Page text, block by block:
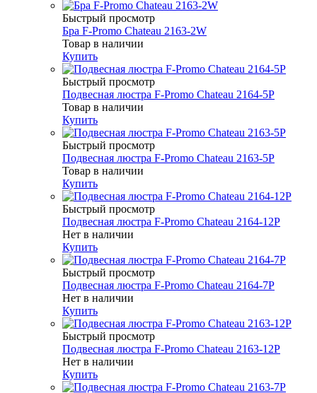
Быстрый просмотр
Бра F-Promo Chateau 2163-2W
Товар в наличии
Купить
Быстрый просмотр
Подвесная люстра F-Promo Chateau 2164-5P
Товар в наличии
Купить
Быстрый просмотр
Подвесная люстра F-Promo Chateau 2163-5P
Товар в наличии
Купить
Быстрый просмотр
Подвесная люстра F-Promo Chateau 2164-12P
Нет в наличии
Купить
Быстрый просмотр
Подвесная люстра F-Promo Chateau 2164-7P
Нет в наличии
Купить
Быстрый просмотр
Подвесная люстра F-Promo Chateau 2163-12P
Нет в наличии
Купить